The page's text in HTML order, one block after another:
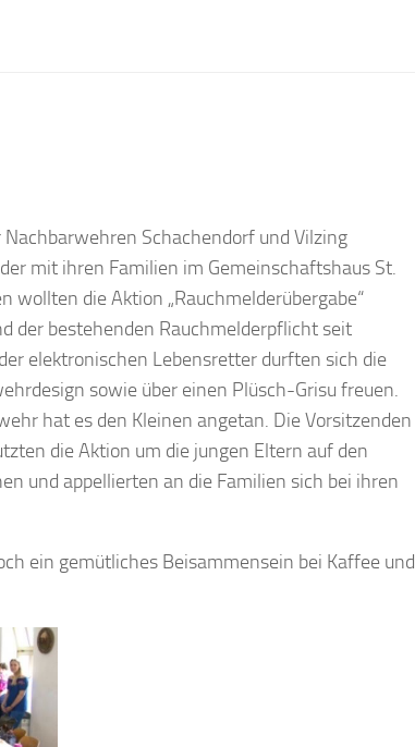
Schachendorf und Vilzing
mit ihren Familien im Gemeinschaftshaus St.
wollten die Aktion „Rauchmelderübergabe“
der bestehenden Rauchmelderpflicht seit
elektronischen Lebensretter durften sich die
sowie über einen Plüsch-Grisu freuen.
hat es den Kleinen angetan. Die Vorsitzenden
die Aktion um die jungen Eltern auf den
und appellierten an die Familien sich bei ihren
ein gemütliches Beisammensein bei Kaffee und